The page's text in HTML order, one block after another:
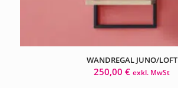
WANDREGAL JUNO/LOFT
250,00€ exkl. MwSt